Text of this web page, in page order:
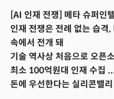
[AI 인재 전쟁] 메타 슈퍼인
인재 전쟁은 전례 없는 습격
속에서 전개 돼
기술 역사상 처음으로 오픈
최소 100억원대 인재 수집
돈에 우선한다는 실리콘밸